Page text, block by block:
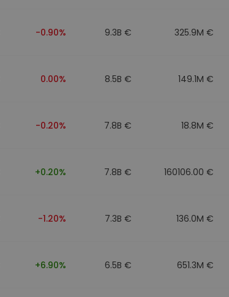
-0.90% 9.3B € 325.9M €
0.00% 8.5B € 149.1M €
-0.20% 7.8B € 18.8M €
+0.20% 7.8B € 160106.00 €
-1.20% 7.3B € 136.0M €
+6.90% 6.5B € 651.3M €